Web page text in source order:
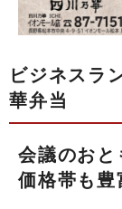
ビジネスラ
華弁当
会議のおと
価格帯も豊